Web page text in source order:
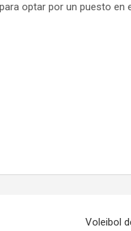
optar por un puesto en
Voleibol